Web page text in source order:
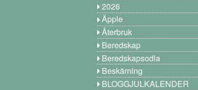
2026
Äpple
Återbruk
Beredskap
Beredskapsodla
Beskärning
BLOGGJULKALENDER